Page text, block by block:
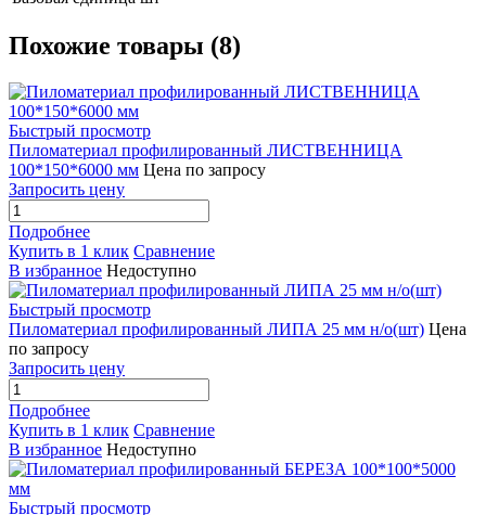
Похожие товары (8)
Быстрый просмотр
Пиломатериал профилированный ЛИСТВЕННИЦА
100*150*6000 мм Цена по запросу
Запросить цену
Подробнее
Купить в 1 клик Сравнение
В избранное Недоступно
Быстрый просмотр
Пиломатериал профилированный ЛИПА 25 мм н/о(шт) Цена
по запросу
Запросить цену
Подробнее
Купить в 1 клик Сравнение
В избранное Недоступно
Быстрый просмотр